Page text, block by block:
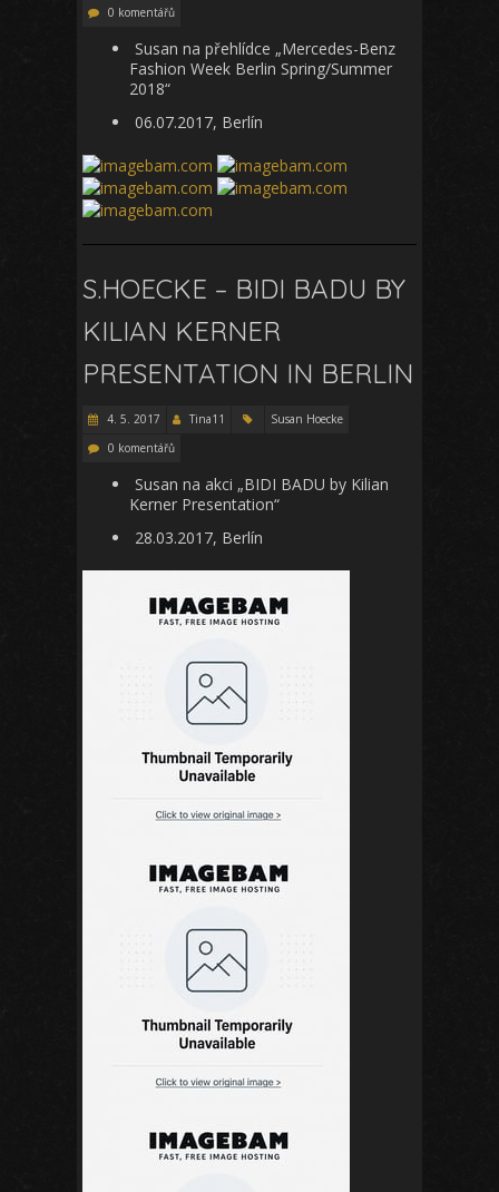
0 komentářů
Susan na přehlídce „Mercedes-Benz
Fashion Week Berlin Spring/Summer
2018“
06.07.2017, Berlín
S.HOECKE – BIDI BADU BY
KILIAN KERNER
PRESENTATION IN BERLIN
4. 5. 2017 Tina11
Susan Hoecke
0 komentářů
Susan na akci „BIDI BADU by Kilian
Kerner Presentation“
28.03.2017, Berlín